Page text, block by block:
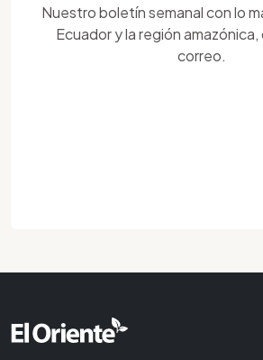
Nuestro boletín semanal con lo
Ecuador y la región
correo.